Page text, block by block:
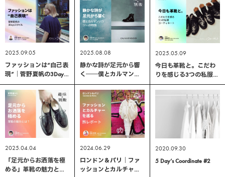
2025.09.05
ファッションは“自己表
現”｜菅野夏帆の3Days
スタイル
2025.08.08
静かな詩が足元から響
く――僕とカルマンソ
ロジーの物語｜革靴編
#2
2025.05.09
今日も革靴と。こだわ
りを感じる3つの私服コ
ーディネート
2025.04.04
「足元からお洒落を極
める」革靴の魅力と
2024.06.29
ロンドン＆パリ｜ファ
ッションとカルチャー
2020.09.30
5 Day’s Coordinate #2